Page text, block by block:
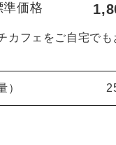
準価格
カフェをご自宅でも
）